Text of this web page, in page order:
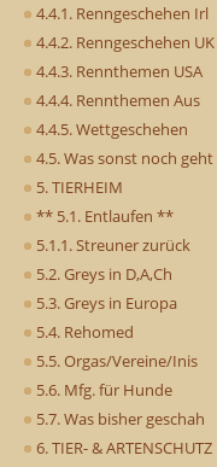
4.4.1. Renngeschehen Irl
4.4.2. Renngeschehen UK
4.4.3. Rennthemen USA
4.4.4. Rennthemen Aus
4.4.5. Wettgeschehen
4.5. Was sonst noch geht
5. TIERHEIM
** 5.1. Entlaufen **
5.1.1. Streuner zurück
5.2. Greys in D,A,Ch
5.3. Greys in Europa
5.4. Rehomed
5.5. Orgas/Vereine/Inis
5.6. Mfg. für Hunde
5.7. Was bisher geschah
6. TIER- & ARTENSCHUTZ